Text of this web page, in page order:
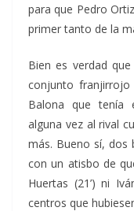
para que Pedro
primer tanto de la
Bien es verdad
conjunto
Balona que tenía
alguna vez al rival
más. Bueno sí, dos
con un atisbo de
Huertas (21’) ni
centros que